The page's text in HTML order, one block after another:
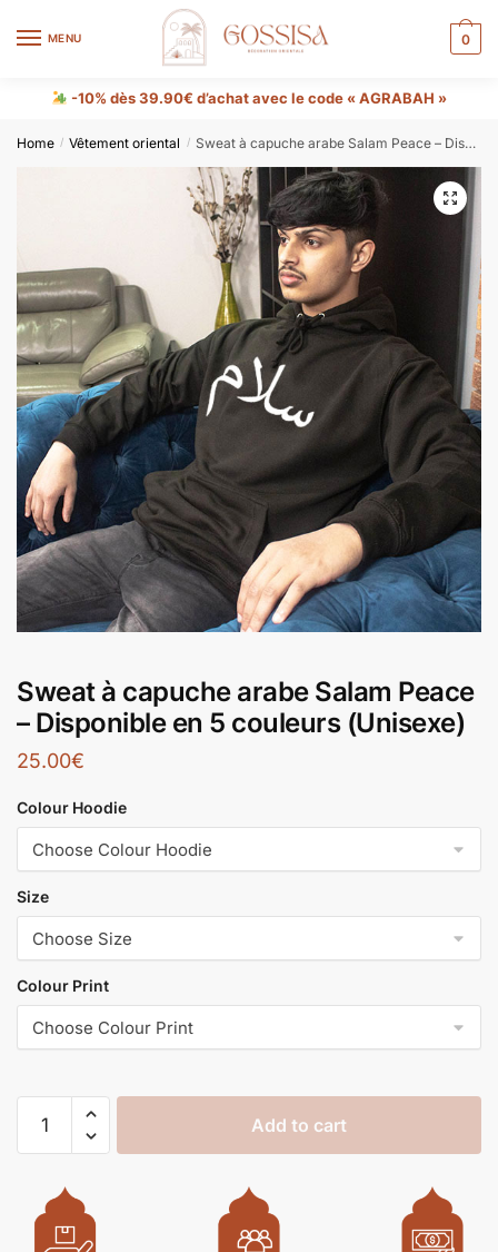
MENU 0
-10% dès 39.90€ d’achat avec le code « AGRABAH »
Home / Vêtement oriental / Sweat à capuche arabe Salam Peace – Disponible en 5 couleurs (Unisexe)
Sweat à capuche arabe Salam Peace
– Disponible en 5 couleurs (Unisexe)
25.00€
Colour Hoodie
Size
Colour Print
Add to cart